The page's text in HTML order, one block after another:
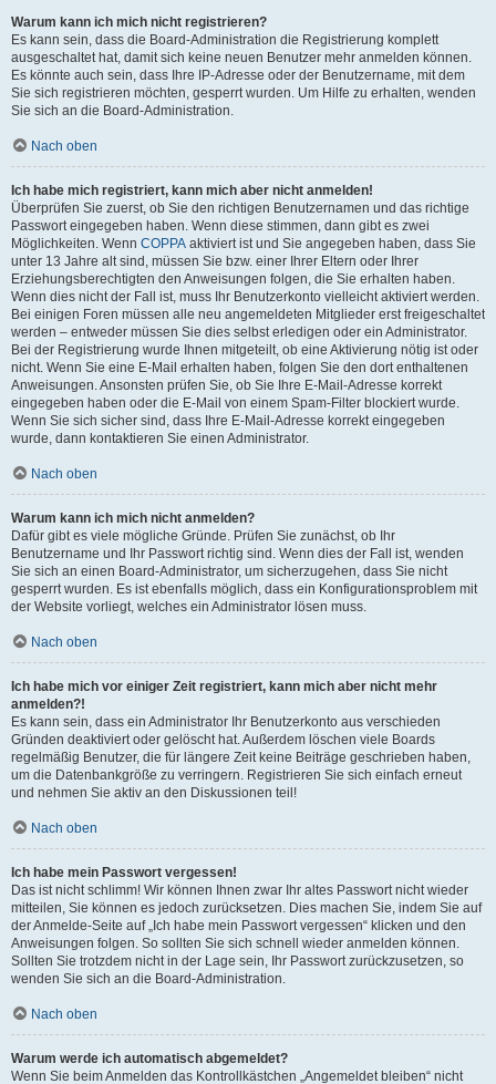
Warum kann ich mich nicht registrieren?
Es kann sein, dass die Board-Administration die Registrierung komplett
ausgeschaltet hat, damit sich keine neuen Benutzer mehr anmelden können.
Es könnte auch sein, dass Ihre IP-Adresse oder der Benutzername, mit dem
Sie sich registrieren möchten, gesperrt wurden. Um Hilfe zu erhalten, wenden
Sie sich an die Board-Administration.
Nach oben
Ich habe mich registriert, kann mich aber nicht anmelden!
Überprüfen Sie zuerst, ob Sie den richtigen Benutzernamen und das richtige
Passwort eingegeben haben. Wenn diese stimmen, dann gibt es zwei
Möglichkeiten. Wenn COPPA aktiviert ist und Sie angegeben haben, dass Sie
unter 13 Jahre alt sind, müssen Sie bzw. einer Ihrer Eltern oder Ihrer
Erziehungsberechtigten den Anweisungen folgen, die Sie erhalten haben.
Wenn dies nicht der Fall ist, muss Ihr Benutzerkonto vielleicht aktiviert werden.
Bei einigen Foren müssen alle neu angemeldeten Mitglieder erst freigeschaltet
werden – entweder müssen Sie dies selbst erledigen oder ein Administrator.
Bei der Registrierung wurde Ihnen mitgeteilt, ob eine Aktivierung nötig ist oder
nicht. Wenn Sie eine E-Mail erhalten haben, folgen Sie den dort enthaltenen
Anweisungen. Ansonsten prüfen Sie, ob Sie Ihre E-Mail-Adresse korrekt
eingegeben haben oder die E-Mail von einem Spam-Filter blockiert wurde.
Wenn Sie sich sicher sind, dass Ihre E-Mail-Adresse korrekt eingegeben
wurde, dann kontaktieren Sie einen Administrator.
Nach oben
Warum kann ich mich nicht anmelden?
Dafür gibt es viele mögliche Gründe. Prüfen Sie zunächst, ob Ihr
Benutzername und Ihr Passwort richtig sind. Wenn dies der Fall ist, wenden
Sie sich an einen Board-Administrator, um sicherzugehen, dass Sie nicht
gesperrt wurden. Es ist ebenfalls möglich, dass ein Konfigurationsproblem mit
der Website vorliegt, welches ein Administrator lösen muss.
Nach oben
Ich habe mich vor einiger Zeit registriert, kann mich aber nicht mehr
anmelden?!
Es kann sein, dass ein Administrator Ihr Benutzerkonto aus verschieden
Gründen deaktiviert oder gelöscht hat. Außerdem löschen viele Boards
regelmäßig Benutzer, die für längere Zeit keine Beiträge geschrieben haben,
um die Datenbankgröße zu verringern. Registrieren Sie sich einfach erneut
und nehmen Sie aktiv an den Diskussionen teil!
Nach oben
Ich habe mein Passwort vergessen!
Das ist nicht schlimm! Wir können Ihnen zwar Ihr altes Passwort nicht wieder
mitteilen, Sie können es jedoch zurücksetzen. Dies machen Sie, indem Sie auf
der Anmelde-Seite auf „Ich habe mein Passwort vergessen“ klicken und den
Anweisungen folgen. So sollten Sie sich schnell wieder anmelden können.
Sollten Sie trotzdem nicht in der Lage sein, Ihr Passwort zurückzusetzen, so
wenden Sie sich an die Board-Administration.
Nach oben
Warum werde ich automatisch abgemeldet?
Wenn Sie beim Anmelden das Kontrollkästchen „Angemeldet bleiben“ nicht